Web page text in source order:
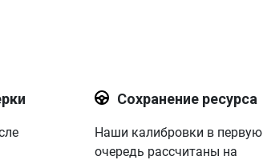
Сохранение ресурса
Наши калибровки в первую
очередь рассчитаны на